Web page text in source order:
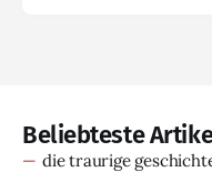
Beliebteste
die traurige